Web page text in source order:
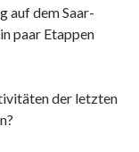
auf dem Saar-
paar Etappen
der letzten